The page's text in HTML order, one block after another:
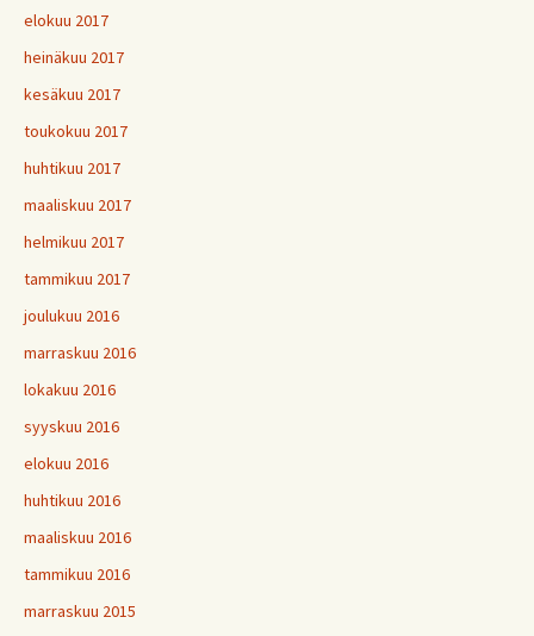
elokuu 2017
heinäkuu 2017
kesäkuu 2017
toukokuu 2017
huhtikuu 2017
maaliskuu 2017
helmikuu 2017
tammikuu 2017
joulukuu 2016
marraskuu 2016
lokakuu 2016
syyskuu 2016
elokuu 2016
huhtikuu 2016
maaliskuu 2016
tammikuu 2016
marraskuu 2015